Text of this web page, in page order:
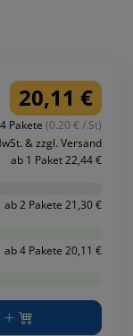
20,11 €
Pakete (0.20 € / St)
& zzgl. Versand
ab 1 Paket 22,44 €
ab 2 Pakete 21,30 €
ab 4 Pakete 20,11 €